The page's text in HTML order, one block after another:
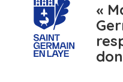
«
numero